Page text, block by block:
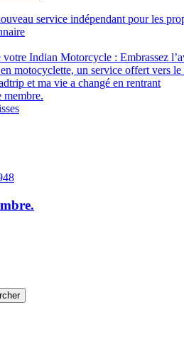
service indépendant pour les
Indian Motorcycle : Embrassez
motocyclette, un service offert vers le
et ma vie a changé en rentrant